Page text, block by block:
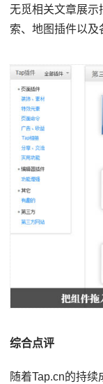
无觅相关文章展
索、地图插件以及
综合点评
随着Tap.cn的持